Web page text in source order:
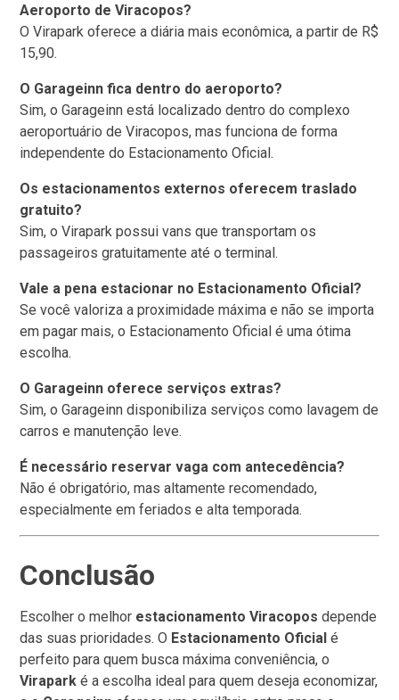
Aeroporto de Viracopos?
O Virapark oferece a diária mais econômica, a partir de R$
15,90.
O Garageinn fica dentro do aeroporto?
Sim, o Garageinn está localizado dentro do complexo
aeroportuário de Viracopos, mas funciona de forma
independente do Estacionamento Oficial.
Os estacionamentos externos oferecem traslado
gratuito?
Sim, o Virapark possui vans que transportam os
passageiros gratuitamente até o terminal.
Vale a pena estacionar no Estacionamento Oficial?
Se você valoriza a proximidade máxima e não se importa
em pagar mais, o Estacionamento Oficial é uma ótima
escolha.
O Garageinn oferece serviços extras?
Sim, o Garageinn disponibiliza serviços como lavagem de
carros e manutenção leve.
É necessário reservar vaga com antecedência?
Não é obrigatório, mas altamente recomendado,
especialmente em feriados e alta temporada.
Conclusão
Escolher o melhor estacionamento Viracopos depende
das suas prioridades. O Estacionamento Oficial é
perfeito para quem busca máxima conveniência, o
Virapark é a escolha ideal para quem deseja economizar,